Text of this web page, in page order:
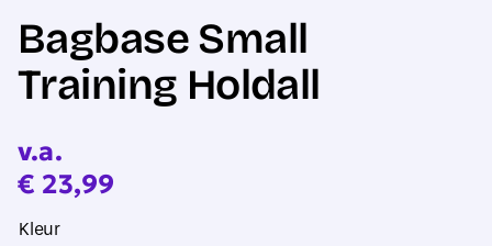
Bagbase Small
Training Holdall
v.a.
€ 23,99
Kleur